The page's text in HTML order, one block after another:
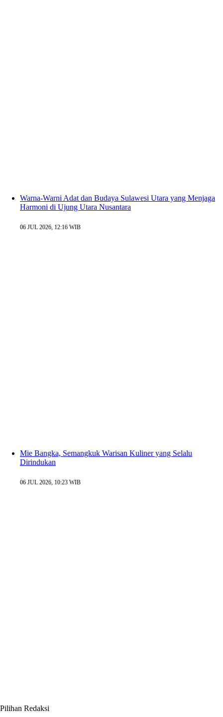
Warna-Warni Adat dan Budaya Sulawesi Utara yang Menjaga
Harmoni di Ujung Utara Nusantara
06 JUL 2026, 12:16 WIB
Mie Bangka, Semangkuk Warisan Kuliner yang Selalu
Dirindukan
06 JUL 2026, 10:23 WIB
Pilihan Redaksi